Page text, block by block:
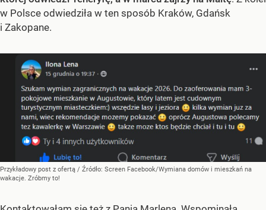
w Polsce odwiedziła w ten sposób Kraków, Gdańsk
i Zakopane.
Przykładowy post z ofertą / Źródło: Screen Facebook/Wymiana domów i mieszkań na
wakacje. Zróbmy to!